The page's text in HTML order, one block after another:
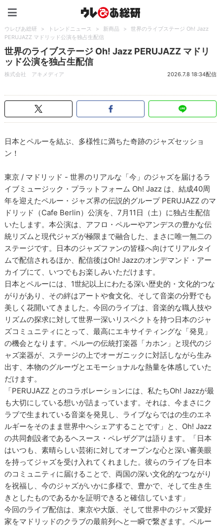
ウレぴあ総研 > トレンドニュース > 新商品 >
世界のライブステージ Oh! Jazz
PERUJAZZ マドリッド公演を独占生配信
世界のライブステージ Oh! Jazz PERUJAZZ マドリ
ッド公演を独占生配信
株式会社 アキメディア 2026.7.8 18:34配信
日本とペルーを結ぶ、多様性に満ちた奇跡のジャズセッショ
ン！
東京 / マドリッド - 世界のリアルな「今」のジャズを届けるラ
イブミュージック・プラットフォーム Oh! Jazz は、結成40周
年を迎えたペルー・ジャズ界の伝説的グループ PERUJAZZ のマ
ドリッド（Cafe Berlin）公演を、7月11日（土）に独占生配信
いたします。本公演は、アフロ・ペルーやアンデスの豊かな伝
統リズムと現代ジャズが極限まで融合した、まさに唯一無二の
ステージです。日本のジャズファンの皆様へ向けてリアルタイ
ムで配信されるほか、配信後はOh! Jazzのオンデマンド・アー
カイブにて、いつでもお楽しみいただけます。
日本とペルーには、1世紀以上にわたる深い歴史的・文化的つな
がりがあり、その絆はアートや食文化、そして音楽の分野でも
美しく花開いてきました。今回のライブは、音楽的な職人技や
リズムの探求に対して世界一深いリスペクトを持つ日本のジャ
ズコミュニティにとって、最高にエキサイティングな「発見」
の機会となります。ペルーの伝統打楽器「カホン」と現代のジ
ャズ楽器が、ステージの上でオーガニックに対話しながら生み
出す、本物のグルーヴとエモーショナルな熱量を体感していた
だけます。
「PERUJAZZ とのコラボレーションには、私たちOh! Jazzが最
も大切にしている想いが詰まっています。それは、今まさにク
ラブで生まれている音楽を発見し、ライブならではの生のエネ
ルギーをそのまま世界中へシェアすることです」と、Oh! Jazz
の共同創設者であるヘスース・ペレザグアは語ります。「日本
はいつも、素晴らしい芸術に対してオープンな心と深い審美眼
を持ってジャズを受け入れてくれました。彼らのライブを日本
のコミュニティに届けることで、両国の深い文化的なつながり
を祝福し、今のジャズがいかに多様で、豊かで、そして生き生
きとしたものであるかを証明できると確信しています」
今回のライブ配信は、東京や大阪、そして世界中のジャズ愛好
家をマドリッドのクラブの最前列へと一瞬で繋ぎます。ペルー